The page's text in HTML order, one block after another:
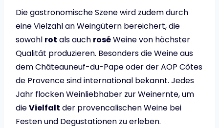
Die gastronomische Szene wird zudem durch
eine Vielzahl an Weingütern bereichert, die
sowohl rot als auch roséWeine von höchster
Qualität produzieren. Besonders die Weine aus
dem Châteauneuf-du-Pape oder der AOP Côtes
de Provence sind international bekannt. Jedes
Jahr flocken Weinliebhaber zur Weinernte, um
dieVielfalt der provencalischen Weine bei
Festen und Degustationen zu erleben.